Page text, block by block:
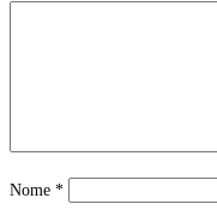
Nome *